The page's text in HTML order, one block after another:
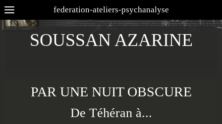
federation-ateliers-psychanalyse
SOUSSAN AZARINE
PAR UNE NUIT OBSCURE
De Téhéran à...